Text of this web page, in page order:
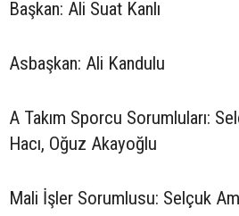
Başkan: Ali Suat Kanlı
Asbaşkan: Ali Kandulu
A Takım Sporcu Sorumluları:
Hacı, Oğuz Akayoğlu
Mali İşler Sorumlusu: Selçuk